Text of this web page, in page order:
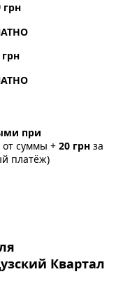
грн
грн
при
от суммы + 20 грн за
платёж)
Квартал